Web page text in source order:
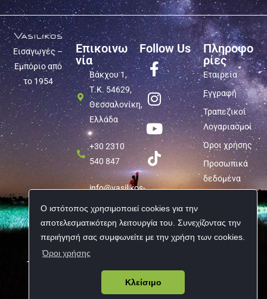
Ο ιστότοπος χρησιμοποιεί cookies για την
αποτελεσματικότερη λειτουργία του. Συνεχίζοντας την
περιήγησή σας συμφωνείτε με την χρήση των cookies.
Όροι χρήσης
Κλείσιμο
Εισαγωγές –
Εμπόριο από
το 1954
Επικοινω
νία
Βάκχου 1,
Τ.Κ. 54629,
Θεσσαλονίκη,
Ελλάδα
+30 2310
540 847
info@vasilikos-
Follow Us
Πληροφο
ρίες
Εταιρεία
Εγγραφή
Τραπεζικοί
Λογαριασμοί
Όροι χρήσης
Προσωπικά
δεδομένα
Copyright © 2026 Vasilikos Import | All rights reserved